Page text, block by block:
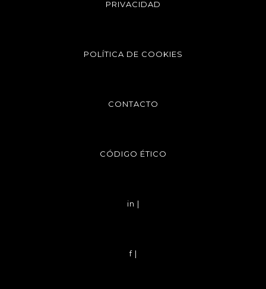
PRIVACIDAD
POLÍTICA DE COOKIES
CONTACTO
CÓDIGO ÉTICO
in |
f |